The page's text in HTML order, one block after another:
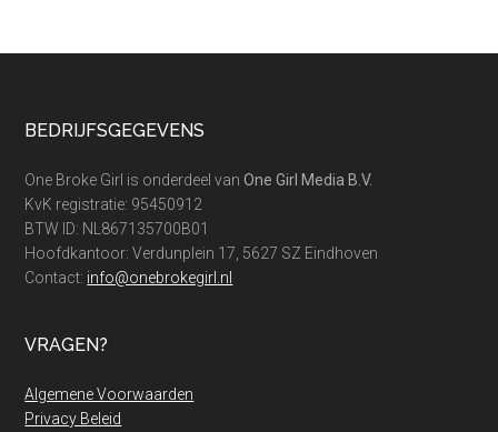
Footer
BEDRIJFSGEGEVENS
One Broke Girl is onderdeel vanOne Girl Media B.V.
KvK registratie: 95450912
BTW ID: NL867135700B01
Hoofdkantoor: Verdunplein 17, 5627 SZ Eindhoven
Contact: info@onebrokegirl.nl
VRAGEN?
Algemene Voorwaarden
Privacy Beleid